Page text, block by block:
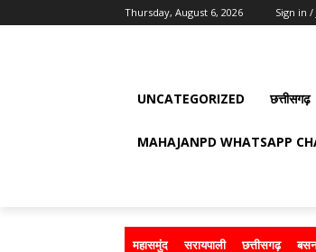
Thursday, August 6, 2026 Sign in /
UNCATEGORIZED छत्तीसगढ़
MAHAJANPD WHATSAPP
महासमुंद सरायपाली छत्तीसगढ़